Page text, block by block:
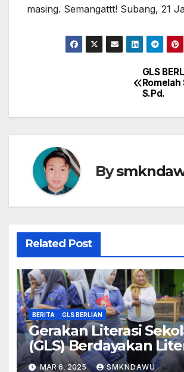
masing. Semangattt! Subang, 21
GLS
S.Pd.
By
Related Post
BERITA GLS BERLIAN
Gerakan Literasi
(GLS) Berdayakan
Dawuan (BERLIAN)
MAR 6, 2025 SMKNDAWU